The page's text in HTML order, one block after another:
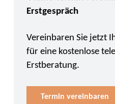
Erstgespräch
Vereinbaren Sie jetzt
für eine kostenlose
Erstberatung.
Termin vereinbaren